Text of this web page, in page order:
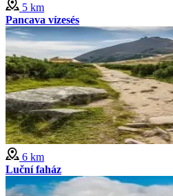
5 km
Pancava vízesés
6 km
Luční faház